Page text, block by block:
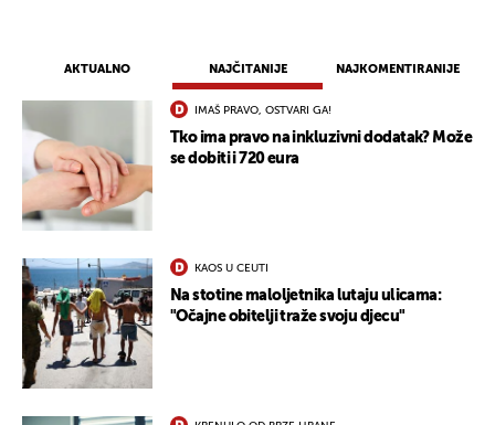
AKTUALNO NAJČITANIJE NAJKOMENTIRANIJE
IMAŠ PRAVO, OSTVARI GA!
Tko ima pravo na inkluzivni dodatak? Može
se dobiti i 720 eura
KAOS U CEUTI
Na stotine maloljetnika lutaju ulicama:
"Očajne obitelji traže svoju djecu"
UKLJUČITE NOTIFIKACIJE